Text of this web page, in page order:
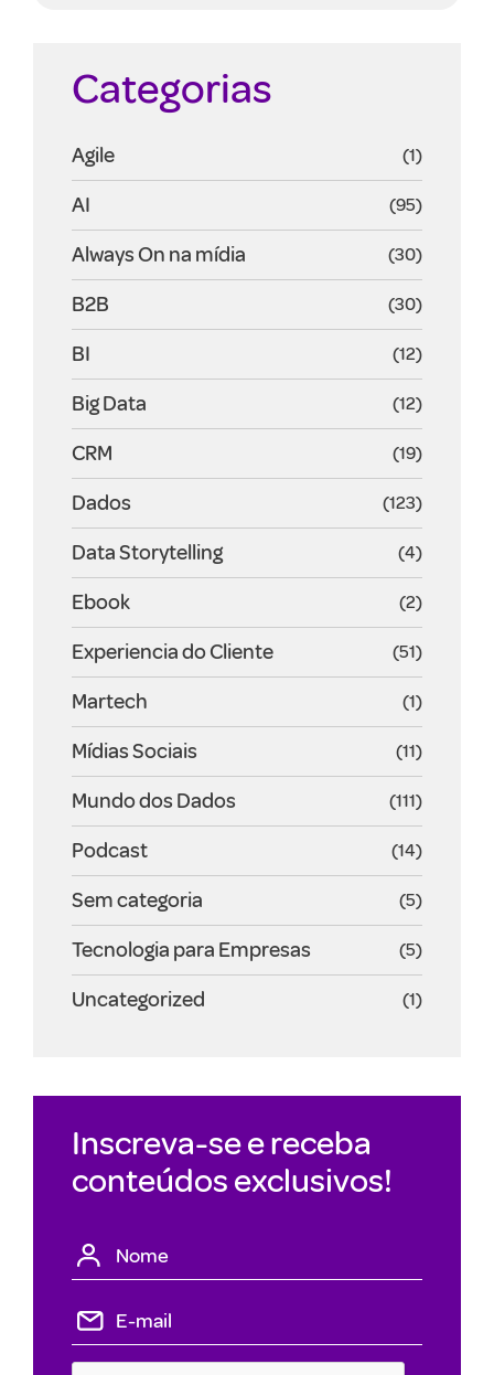
Categorias
Agile (1)
AI (95)
Always On na mídia (30)
B2B (30)
BI (12)
Big Data (12)
CRM (19)
Dados (123)
Data Storytelling (4)
Ebook (2)
Experiencia do Cliente (51)
Martech (1)
Mídias Sociais (11)
Mundo dos Dados (111)
Podcast (14)
Sem categoria (5)
Tecnologia para Empresas (5)
Uncategorized (1)
Inscreva-se e receba
conteúdos exclusivos!